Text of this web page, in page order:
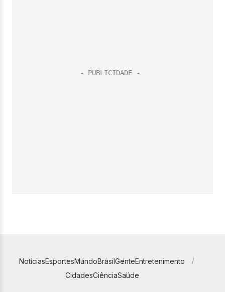
NotíciasEsportesMundoBrasilGenteEntretenimento
CidadesCiênciaSaúde